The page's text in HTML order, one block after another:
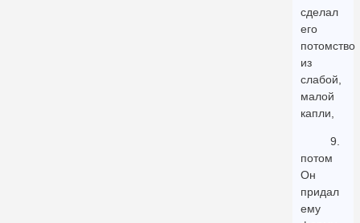
сделал
его
потомство
из
слабой,
малой
капли,
9.
потом
Он
придал
ему